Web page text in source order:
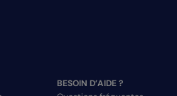
BESOIN D’AIDE ?